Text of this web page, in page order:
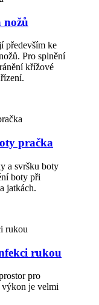
nožů
především ke
Pro splnění
křížové
pračka
a svršku boty
boty při
jatkách.
rukou
pro
je velmi